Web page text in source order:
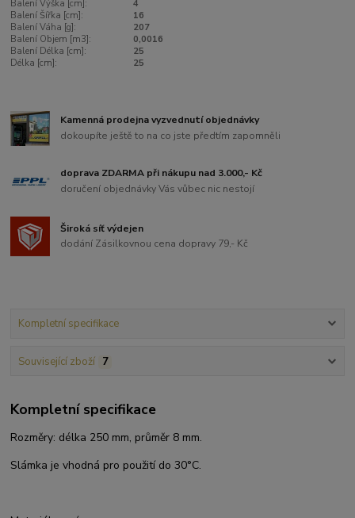
Balení Výška [cm]:
4
Balení Šířka [cm]:
16
Balení Váha [g]:
207
Balení Objem [m3]:
0,0016
Balení Délka [cm]:
25
Délka [cm]:
25
Kamenná prodejna vyzvednutí objednávky
dokoupíte ještě to na co jste předtím zapomněli
doprava ZDARMA při nákupu nad 3.000,- Kč
doručení objednávky Vás vůbec nic nestojí
Široká síť výdejen
dodání Zásilkovnou cena dopravy 79,- Kč
Kompletní specifikace
Související zboží 7
Kompletní specifikace
Rozměry: délka 250 mm, průměr 8 mm.
Slámka je vhodná pro použití do 30°C.